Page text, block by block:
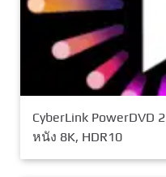
CyberLink PowerDVD
หนัง 8K, HDR10